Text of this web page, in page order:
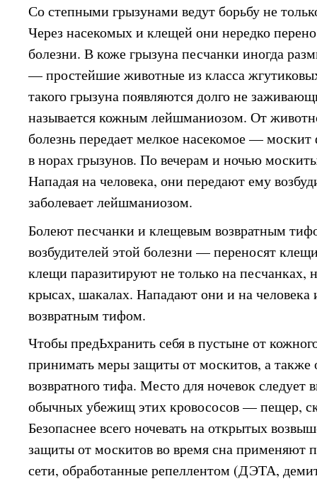
Со степными грызунами ведут борьбу не
Через насекомых и клещей они нередко
болезни. В коже грызуна песчанки иногда
— простейшие животные из класса
такого грызуна появляются долго не
называется кожным лейшманиозом. От
болезнь передает мелкое насекомое —
в норах грызунов. По вечерам и ночью
Нападая на человека, они передают ему
заболевает лейшманиозом.
Болеют песчанки и клещевым возвратным
возбудителей этой болезни — переносят
клещи паразитируют не только на песчанках,
крысах, шакалах. Нападают они и на человека
возвратным тифом.
Чтобы предЬхранить себя в пустыне от
принимать меры защиты от москитов, а также
возвратного тифа. Место для ночевок следует
обычных убежищ этих кровососов — пещер,
Безопаснее всего ночевать на открытых
защиты от москитов во время сна применяют
сети, обработанные репеллентом (ДЭТА,